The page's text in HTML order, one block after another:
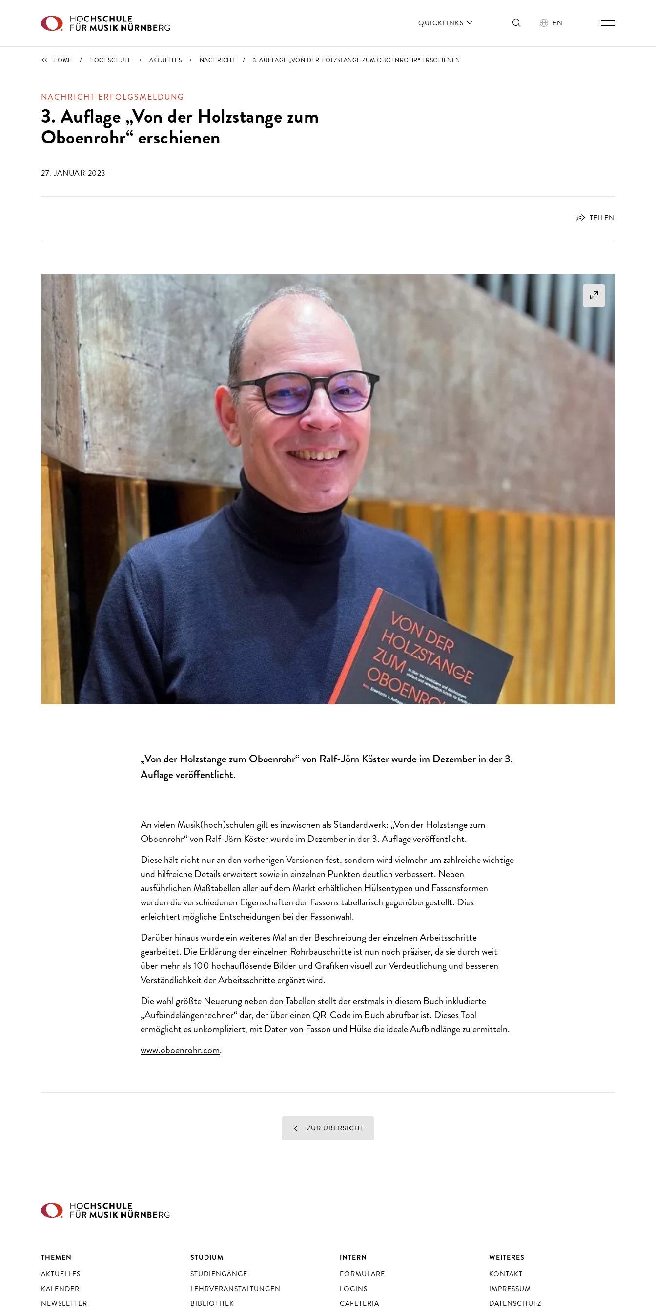
QUICKLINKS EN
NACHRICHTEN
HOME HOCHSCHULE AKTUELLES NACHRICHT 3. AUFLAGE „VON DER HOLZSTANGE ZUM OBOENROHR“ ERSCHIENEN
NACHRICHT ERFOLGSMELDUNG
3. Auflage „Von der Holzstange zum
Oboenrohr“ erschienen
27. JANUAR 2023
TEILEN
„Von der Holzstange zum Oboenrohr“ von Ralf-Jörn Köster wurde im Dezember in der 3.
Auflage veröffentlicht.
An vielen Musik(hoch)schulen gilt es inzwischen als Standardwerk: „Von der Holzstange zum
Oboenrohr“ von Ralf-Jörn Köster wurde im Dezember in der 3. Auflage veröffentlicht.
Diese hält nicht nur an den vorherigen Versionen fest, sondern wird vielmehr um zahlreiche wichtige
und hilfreiche Details erweitert sowie in einzelnen Punkten deutlich verbessert. Neben
ausführlichen Maßtabellen aller auf dem Markt erhältlichen Hülsentypen und Fassonsformen
werden die verschiedenen Eigenschaften der Fassons tabellarisch gegenübergestellt. Dies
erleichtert mögliche Entscheidungen bei der Fassonwahl.
Darüber hinaus wurde ein weiteres Mal an der Beschreibung der einzelnen Arbeitsschritte
gearbeitet. Die Erklärung der einzelnen Rohrbauschritte ist nun noch präziser, da sie durch weit
über mehr als 100 hochauflösende Bilder und Grafiken visuell zur Verdeutlichung und besseren
Verständlichkeit der Arbeitsschritte ergänzt wird.
Die wohl größte Neuerung neben den Tabellen stellt der erstmals in diesem Buch inkludierte
„Aufbindelängenrechner“ dar, der über einen QR-Code im Buch abrufbar ist. Dieses Tool
ermöglicht es unkompliziert, mit Daten von Fasson und Hülse die ideale Aufbindlänge zu ermitteln.
www.oboenrohr.com.
ZUR ÜBERSICHT
THEMEN
AKTUELLES
KALENDER
NEWSLETTER
STUDIUM
STUDIENGÄNGE
LEHRVERANSTALTUNGEN
BIBLIOTHEK
INTERN
FORMULARE
LOGINS
CAFETERIA
WEITERES
KONTAKT
IMPRESSUM
DATENSCHUTZ